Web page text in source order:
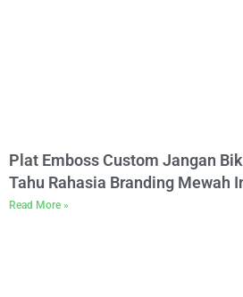
Plat Emboss Custom Jangan
Tahu Rahasia Branding Mewah
Read More »